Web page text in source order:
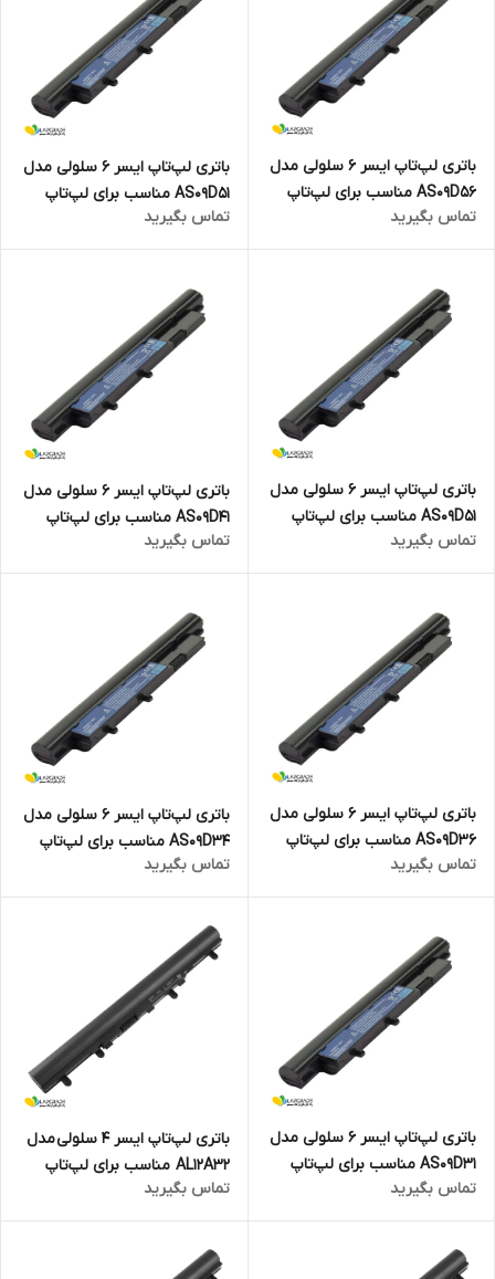
باتری لپ‌تاپ ایسر 6 سلولی مدل
AS09D56 مناسب برای لپ‌تاپ
Aspire 5410
تماس بگیرید
باتری لپ‌تاپ ایسر 6 سلولی مدل
AS09D51 مناسب برای لپ‌تاپ
Aspire 4810T
تماس بگیرید
باتری لپ‌تاپ ایسر 6 سلولی مدل
AS09D51 مناسب برای لپ‌تاپ
Aspire 4810
تماس بگیرید
باتری لپ‌تاپ ایسر 6 سلولی مدل
AS09D41 مناسب برای لپ‌تاپ
Aspire 4410
تماس بگیرید
باتری لپ‌تاپ ایسر 6 سلولی مدل
AS09D36 مناسب برای لپ‌تاپ
Aspire 3810T
تماس بگیرید
باتری لپ‌تاپ ایسر 6 سلولی مدل
AS09D34 مناسب برای لپ‌تاپ
Aspire 3750
تماس بگیرید
باتری لپ‌تاپ ایسر 6 سلولی مدل
AS09D31 مناسب برای لپ‌تاپ
Aspire 3410
تماس بگیرید
باتری لپ‌تاپ ایسر ۴ سلولی مدل
AL12A32 مناسب برای لپ‌تاپ
V5-471
تماس بگیرید